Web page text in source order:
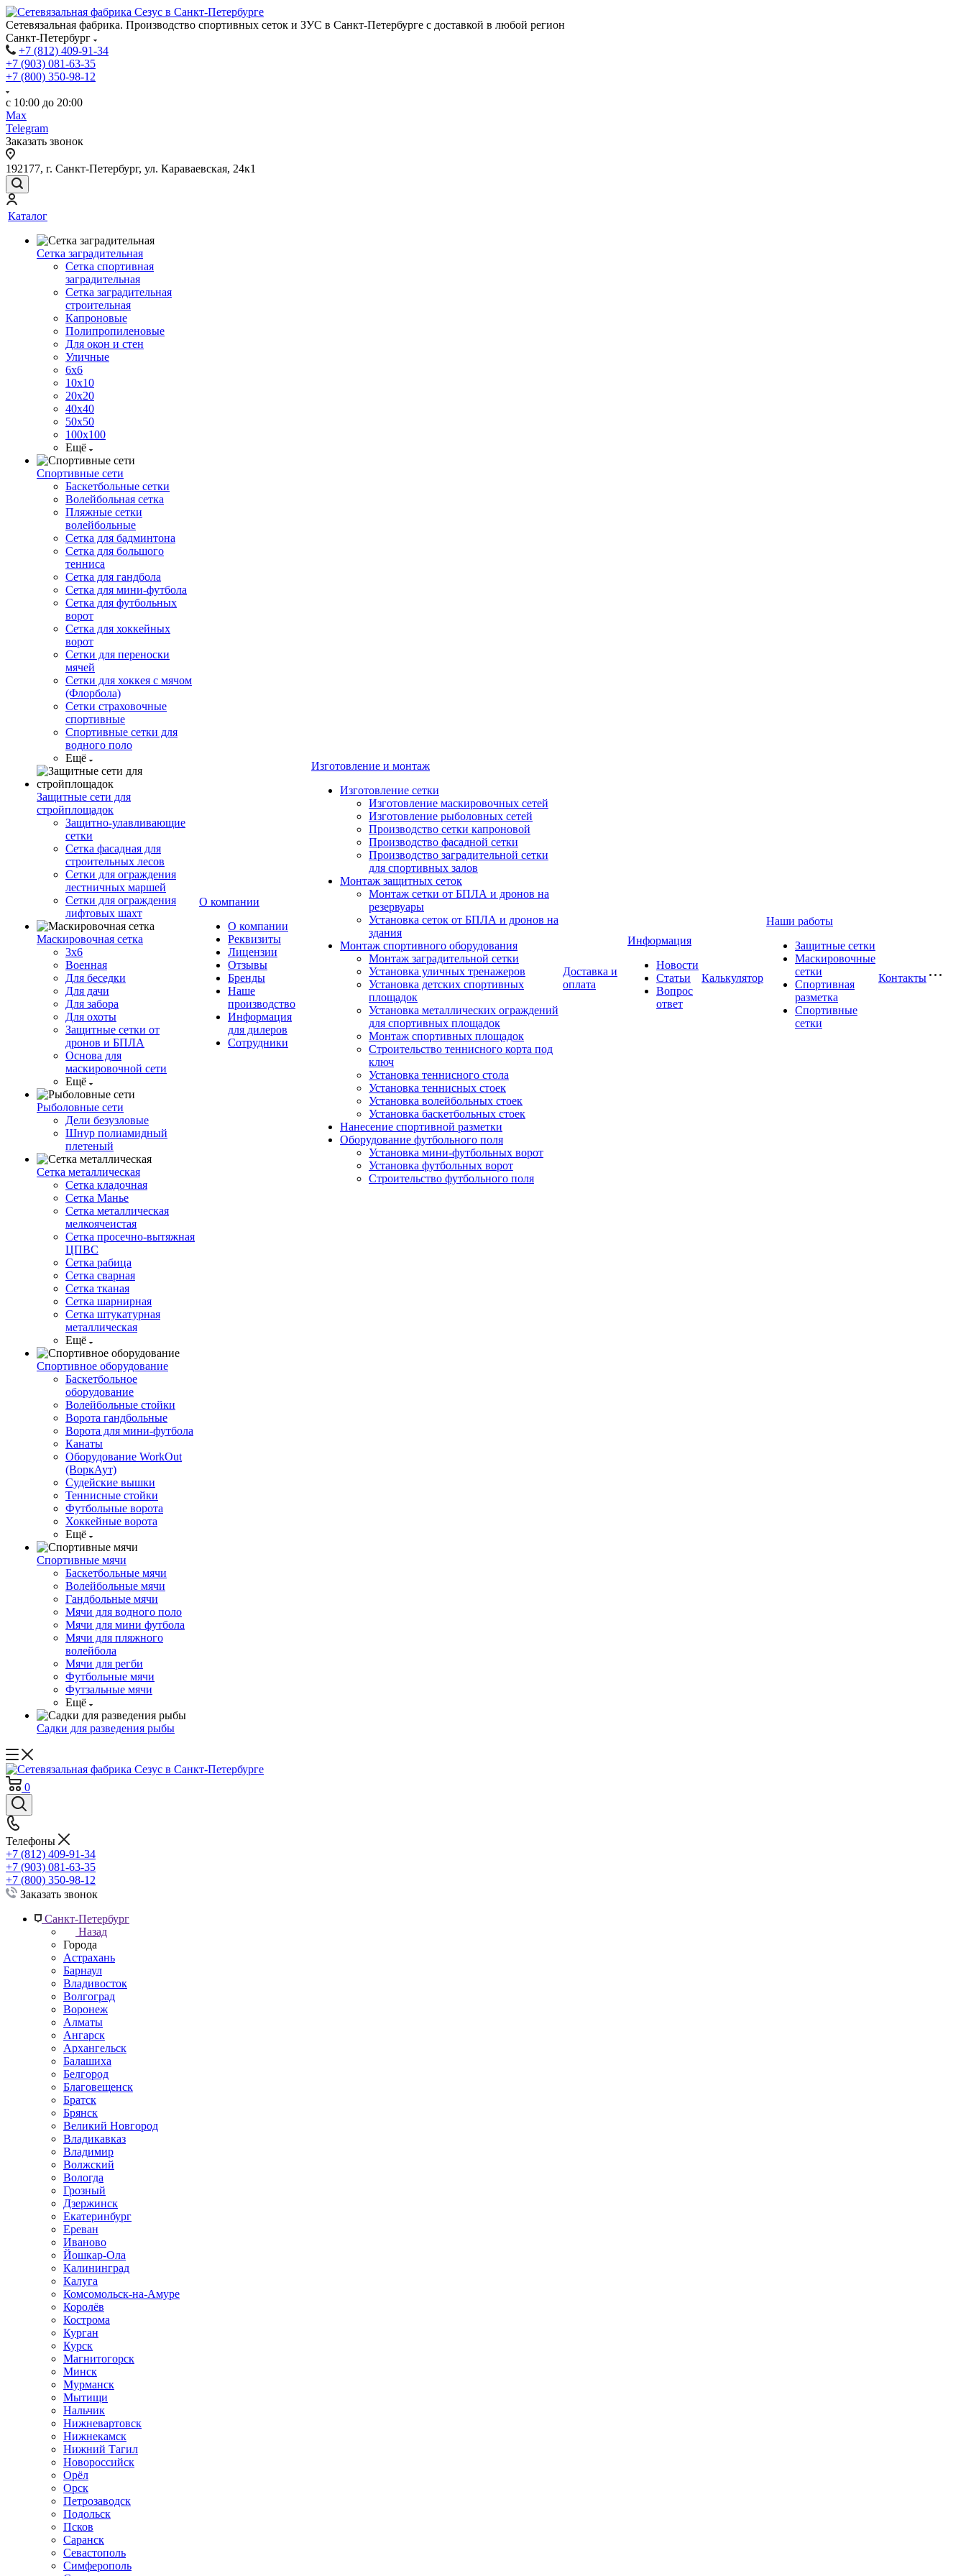
Сетевязальная фабрика. Производство спортивных сеток и ЗУС в Санкт-Петербурге с доставкой в любой регион
Санкт-Петербург
+7 (812) 409-91-34
+7 (903) 081-63-35
+7 (800) 350-98-12
с 10:00 до 20:00
Max
Telegram
Заказать звонок
192177, г. Санкт-Петербург, ул. Караваевская, 24к1
Каталог
Сетка заградительная
Сетка спортивная
заградительная
Сетка заградительная
строительная
Капроновые
Полипропиленовые
Для окон и стен
Уличные
6х6
10х10
20х20
40х40
50х50
100х100
Ещё
Спортивные сети
Баскетбольные сетки
Волейбольная сетка
Пляжные сетки
волейбольные
Сетка для бадминтона
Сетка для большого
тенниса
Сетка для гандбола
Сетка для мини-футбола
Сетка для футбольных
ворот
Сетка для хоккейных
ворот
Сетки для переноски
мячей
Сетки для хоккея с мячом
(Флорбола)
Сетки страховочные
спортивные
Спортивные сетки для
водного поло
Ещё
Защитные сети для
стройплощадок
Защитно-улавливающие
сетки
Сетка фасадная для
строительных лесов
Сетки для ограждения
лестничных маршей
Сетки для ограждения
лифтовых шахт
Маскировочная сетка
3х6
Военная
Для беседки
Для дачи
Для забора
Для охоты
Защитные сетки от
дронов и БПЛА
Основа для
маскировочной сети
Ещё
Рыболовные сети
Дели безузловые
Шнур полиамидный
плетеный
Сетка металлическая
Сетка кладочная
Сетка Манье
Сетка металлическая
мелкоячеистая
Сетка просечно-вытяжная
ЦПВС
Сетка рабица
Сетка сварная
Сетка тканая
Сетка шарнирная
Сетка штукатурная
металлическая
Ещё
Спортивное оборудование
Баскетбольное
оборудование
Волейбольные стойки
Ворота гандбольные
Ворота для мини-футбола
Канаты
Оборудование WorkOut
(ВоркАут)
Судейские вышки
Теннисные стойки
Футбольные ворота
Хоккейные ворота
Ещё
Спортивные мячи
Баскетбольные мячи
Волейбольные мячи
Гандбольные мячи
Мячи для водного поло
Мячи для мини футбола
Мячи для пляжного
волейбола
Мячи для регби
Футбольные мячи
Футзальные мячи
Ещё
Садки для разведения рыбы
О компании
О компании
Реквизиты
Лицензии
Отзывы
Бренды
Наше
производство
Информация
для дилеров
Сотрудники
Изготовление и монтаж
Изготовление сетки
Изготовление маскировочных сетей
Изготовление рыболовных сетей
Производство сетки капроновой
Производство фасадной сетки
Производство заградительной сетки
для спортивных залов
Монтаж защитных сеток
Монтаж сетки от БПЛА и дронов на
резервуары
Установка сеток от БПЛА и дронов на
здания
Монтаж спортивного оборудования
Монтаж заградительной сетки
Установка уличных тренажеров
Установка детских спортивных
площадок
Установка металлических ограждений
для спортивных площадок
Монтаж спортивных площадок
Строительство теннисного корта под
ключ
Установка теннисного стола
Установка теннисных стоек
Установка волейбольных стоек
Установка баскетбольных стоек
Нанесение спортивной разметки
Оборудование футбольного поля
Установка мини-футбольных ворот
Установка футбольных ворот
Строительство футбольного поля
Доставка и
оплата
Информация
Новости
Статьи
Вопрос
ответ
Калькулятор
Наши работы
Защитные сетки
Маскировочные
сетки
Спортивная
разметка
Спортивные
сетки
Контакты
0
Телефоны
+7 (812) 409-91-34
+7 (903) 081-63-35
+7 (800) 350-98-12
Заказать звонок
Санкт-Петербург
Назад
Города
Астрахань
Барнаул
Владивосток
Волгоград
Воронеж
Алматы
Ангарск
Архангельск
Балашиха
Белгород
Благовещенск
Братск
Брянск
Великий Новгород
Владикавказ
Владимир
Волжский
Вологда
Грозный
Дзержинск
Екатеринбург
Ереван
Иваново
Йошкар-Ола
Калининград
Калуга
Комсомольск-на-Амуре
Королёв
Кострома
Курган
Курск
Магнитогорск
Минск
Мурманск
Мытищи
Нальчик
Нижневартовск
Нижнекамск
Нижний Тагил
Новороссийск
Орёл
Орск
Петрозаводск
Подольск
Псков
Саранск
Севастополь
Симферополь